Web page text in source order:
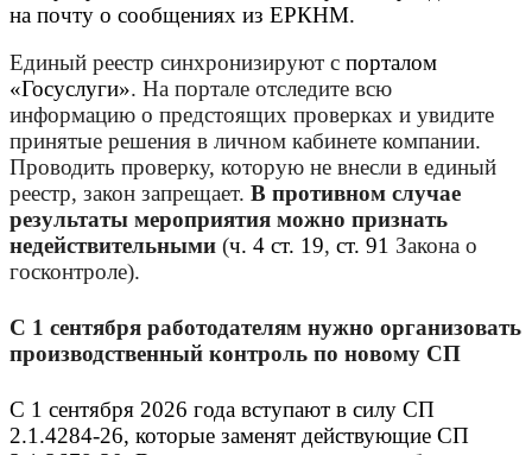
на почту о сообщениях из ЕРКНМ.
Единый реестр синхронизируют с порталом
«Госуслуги». На портале отследите всю
информацию о предстоящих проверках и увидите
принятые решения в личном кабинете компании.
Проводить проверку, которую не внесли в единый
реестр, закон запрещает. В противном случае
результаты мероприятия можно признать
недействительными (ч. 4 ст. 19, ст. 91 Закона о
госконтроле).
С 1 сентября работодателям нужно организовать
производственный контроль по новому СП
С 1 сентября 2026 года вступают в силу СП
2.1.4284-26, которые заменят действующие СП